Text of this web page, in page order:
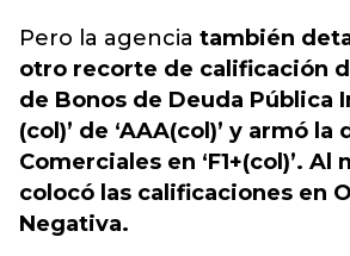
Pero la agencia también
otro recorte de calificación
de Bonos de Deuda Pública
(col)’ de ‘AAA(col)’ y armó la
Comerciales en ‘F1+(col)’.
colocó las calificaciones en
Negativa.